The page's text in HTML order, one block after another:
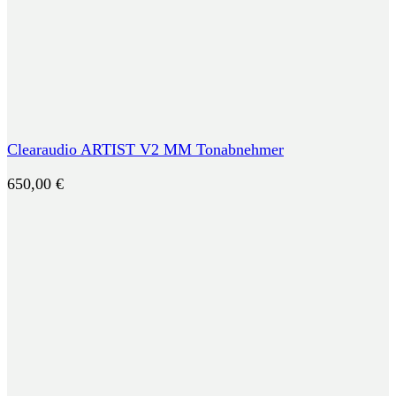
Clearaudio ARTIST V2 MM Tonabnehmer
650,00 €